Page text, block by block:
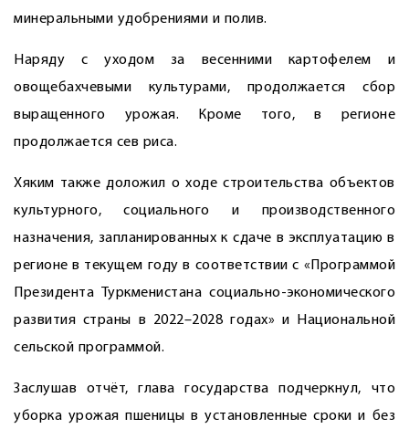
минеральными удобрениями и полив.
Наряду с уходом за весенними картофелем и
овощебахчевыми культурами, продолжается сбор
выращенного урожая. Кроме того, в регионе
продолжается сев риса.
Хяким также доложил о ходе строительства объектов
культурного, социального и производственного
назначения, запланированных к сдаче в эксплуатацию в
регионе в текущем году в соответствии с «Программой
Президента Туркменистана социально-экономического
развития страны в 2022–2028 годах» и Национальной
сельской программой.
Заслушав отчёт, глава государства подчеркнул, что
уборка урожая пшеницы в установленные сроки и без